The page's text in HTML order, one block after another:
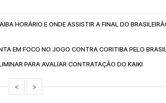
HORÁRIO E ONDE ASSISTIR A FINAL DO
EM FOCO NO JOGO CONTRA CORITIBA PELO
PARA AVALIAR CONTRATAÇÃO DO KAIKI
< >